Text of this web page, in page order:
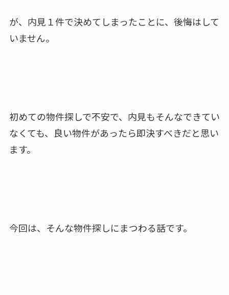
が、内見１件で決めてしまったことに、後悔はして
いません。
初めての物件探しで不安で、内見もそんなできてい
なくても、良い物件があったら即決すべきだと思い
ます。
今回は、そんな物件探しにまつわる話です。